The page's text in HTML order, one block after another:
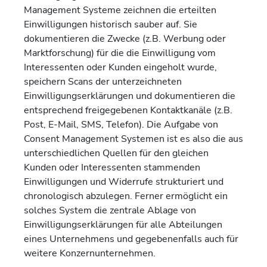
Management Systeme zeichnen die erteilten
Einwilligungen historisch sauber auf. Sie
dokumentieren die Zwecke (z.B. Werbung oder
Marktforschung) für die die Einwilligung vom
Interessenten oder Kunden eingeholt wurde,
speichern Scans der unterzeichneten
Einwilligungserklärungen und dokumentieren die
entsprechend freigegebenen Kontaktkanäle (z.B.
Post, E-Mail, SMS, Telefon). Die Aufgabe von
Consent Management Systemen ist es also die aus
unterschiedlichen Quellen für den gleichen
Kunden oder Interessenten stammenden
Einwilligungen und Widerrufe strukturiert und
chronologisch abzulegen. Ferner ermöglicht ein
solches System die zentrale Ablage von
Einwilligungserklärungen für alle Abteilungen
eines Unternehmens und gegebenenfalls auch für
weitere Konzernunternehmen.